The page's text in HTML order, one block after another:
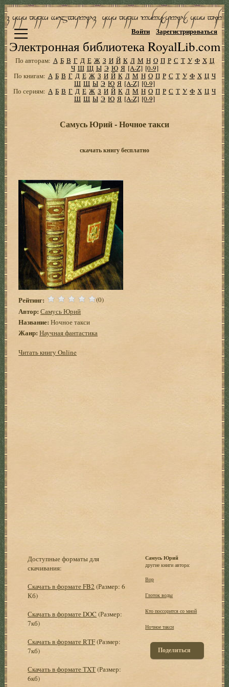
Электронная библиотека RoyalLib.com
Войти Зарегистрироваться
По авторам: А Б В Г Д Е Ж З И Й К Л М Н О П Р С Т У Ф Х Ц
Ч Ш Щ Ы Э Ю Я [A-Z] [0-9]
По книгам: А Б В Г Д Е Ж З И Й К Л М Н О П Р С Т У Ф Х Ц Ч
Ш Щ Ы Э Ю Я [A-Z] [0-9]
По сериям: А Б В Г Д Е Ж З И Й К Л М Н О П Р С Т У Ф Х Ц Ч
Ш Щ Ы Э Ю Я [A-Z] [0-9]
Самусь Юрий - Ночное такси
скачать книгу бесплатно
Рейтинг: (0)
Автор: Самусь Юрий
Название: Ночное такси
Жанр: Научная фантастика
Читать книгу Online
Доступные форматы для
скачивания:
Скачать в формате FB2 (Размер: 6
Кб)
Скачать в формате DOC (Размер:
7кб)
Скачать в формате RTF(Размер:
7кб)
Скачать в формате TXT(Размер:
6кб)
Самусь Юрий
другие книги автора:
Вор
Глоток воды
Кто поссорится со мной
Ночное такси
Поделиться